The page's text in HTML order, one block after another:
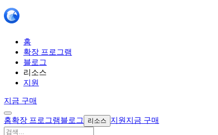
홈
확장 프로그램
블로그
리소스
지원
지금 구매
홈확장 프로그램블로그 리소스 지원 지금 구매